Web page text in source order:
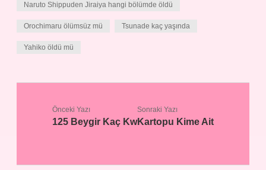
Naruto Shippuden Jiraiya hangi bölümde öldü
Orochimaru ölümsüz mü Tsunade kaç yaşında
Yahiko öldü mü
Önceki Yazı
125 Beygir Kaç Kw
Sonraki Yazı
Kartopu Kime Ait